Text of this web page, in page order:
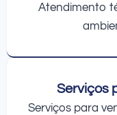
Atendimento
Serviços
Serviços para